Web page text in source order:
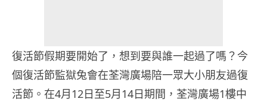
復活節假期要開始了，想到要與誰一起過了嗎？今
個復活節監獄兔會在荃灣廣場陪一眾大小朋友過復
活節。在4月12日至5月14日期間，荃灣廣場1樓中